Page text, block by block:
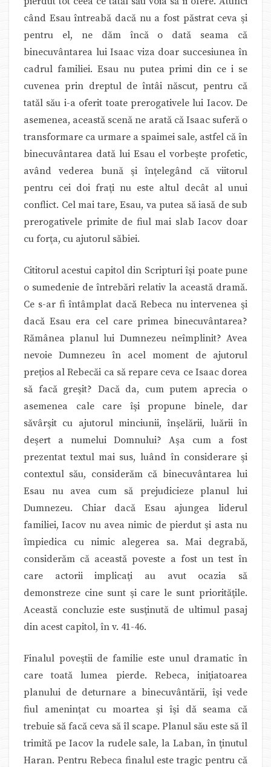
când Esau întreabă dacă nu a fost păstrat ceva şi
pentru el, ne dăm încă o dată seama că
binecuvântarea lui Isaac viza doar succesiunea în
cadrul familiei. Esau nu putea primi din ce i se
cuvenea prin dreptul de întâi născut, pentru că
tatăl său i-a oferit toate prerogativele lui Iacov. De
asemenea, această scenă ne arată că Isaac suferă o
transformare ca urmare a spaimei sale, astfel că în
binecuvântarea dată lui Esau el vorbeşte profetic,
având vederea bună şi înţelegând că viitorul
pentru cei doi fraţi nu este altul decât al unui
conflict. Cel mai tare, Esau, va putea să iasă de sub
prerogativele primite de fiul mai slab Iacov doar
cu forţa, cu ajutorul săbiei.
Cititorul acestui capitol din Scripturi îşi poate pune
o sumedenie de întrebări relativ la această dramă.
Ce s-ar fi întâmplat dacă Rebeca nu intervenea şi
dacă Esau era cel care primea binecuvântarea?
Rămânea planul lui Dumnezeu neîmplinit? Avea
nevoie Dumnezeu în acel moment de ajutorul
preţios al Rebecăi ca să repare ceva ce Isaac dorea
să facă greşit? Dacă da, cum putem aprecia o
asemenea cale care îşi propune binele, dar
săvârşit cu ajutorul minciunii, înşelării, luării în
deşert a numelui Domnului? Aşa cum a fost
prezentat textul mai sus, luând în considerare şi
contextul său, considerăm că binecuvântarea lui
Esau nu avea cum să prejudicieze planul lui
Dumnezeu. Chiar dacă Esau ajungea liderul
familiei, Iacov nu avea nimic de pierdut şi asta nu
împiedica cu nimic alegerea sa. Mai degrabă,
considerăm că această poveste a fost un test în
care actorii implicaţi au avut ocazia să
demonstreze cine sunt şi care le sunt priorităţile.
Această concluzie este susţinută de ultimul pasaj
din acest capitol, în v. 41-46.
Finalul poveştii de familie este unul dramatic în
care toată lumea pierde. Rebeca, iniţiatoarea
planului de deturnare a binecuvântării, îşi vede
fiul ameninţat cu moartea şi îşi dă seama că
trebuie să facă ceva să îl scape. Planul său este să îl
trimită pe Iacov la rudele sale, la Laban, în ţinutul
Haran. Pentru Rebeca finalul este tragic pentru că